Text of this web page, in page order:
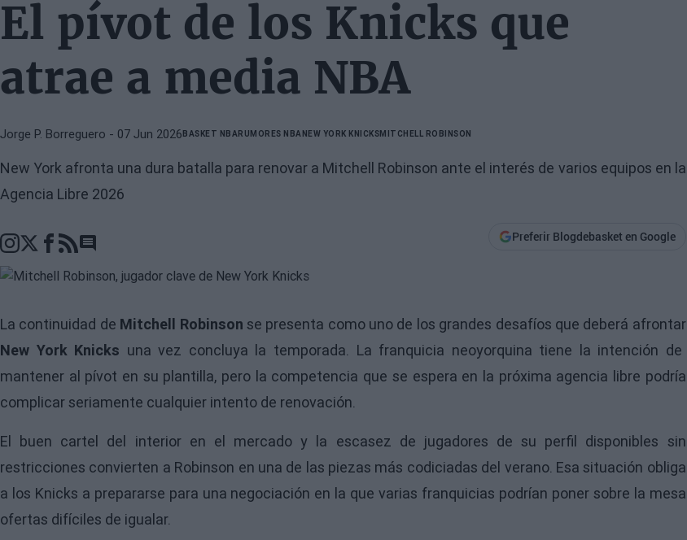
El pívot de los Knicks que
atrae a media NBA
Jorge P. Borreguero - 07 Jun 2026BASKET NBARUMORES NBANEW YORK KNICKSMITCHELL ROBINSON
New York afronta una dura batalla para renovar a Mitchell Robinson ante el interés de varios equipos en la
Agencia Libre 2026
Go to comments section
Preferir Blogdebasket en Google
La continuidad de Mitchell Robinson se presenta como uno de los grandes desafíos que deberá afrontar
New York Knicks una vez concluya la temporada. La franquicia neoyorquina tiene la intención de
mantener al pívot en su plantilla, pero la competencia que se espera en la próxima agencia libre podría
complicar seriamente cualquier intento de renovación.
El buen cartel del interior en el mercado y la escasez de jugadores de su perfil disponibles sin
restricciones convierten a Robinson en una de las piezas más codiciadas del verano. Esa situación obliga
a los Knicks a prepararse para una negociación en la que varias franquicias podrían poner sobre la mesa
ofertas difíciles de igualar.